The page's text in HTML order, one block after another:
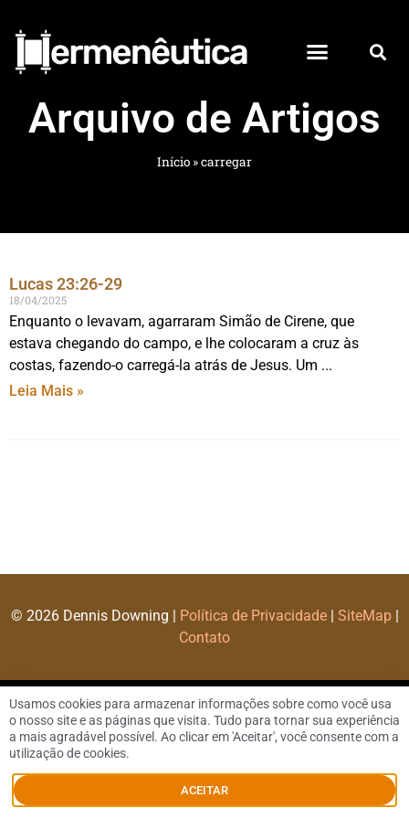
Arquivo de Artigos
Início »carregar
Lucas 23:26-29
18/04/2025
Enquanto o levavam, agarraram Simão de Cirene, que
estava chegando do campo, e lhe colocaram a cruz às
costas, fazendo-o carregá-la atrás de Jesus. Um
Leia Mais »
© 2026 Dennis Downing | Política de Privacidade| SiteMap|
Contato
Usamos cookies para armazenar informações sobre como você usa
o nosso site e as páginas que visita. Tudo para tornar sua experiência
a mais agradável possível. Ao clicar em 'Aceitar', você consente com a
utilização de cookies.
ACEITAR